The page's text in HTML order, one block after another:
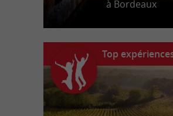
à Bordeaux
Top